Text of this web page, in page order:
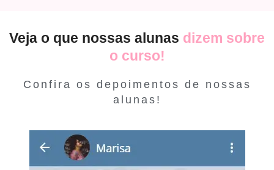
Veja o que nossas alunas dizem sobre
o curso!
Confira os depoimentos de nossas
alunas!